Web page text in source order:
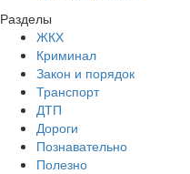
Разделы
ЖКХ
Криминал
Закон и порядок
Транспорт
ДТП
Дороги
Познавательно
Полезно